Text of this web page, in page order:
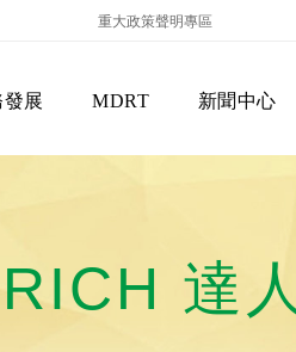
重大政策聲明專區
展 MDRT 新聞中心
RICH 達人